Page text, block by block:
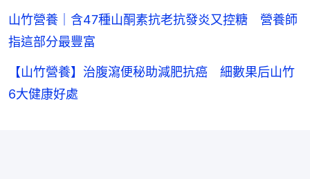
山竹營養｜含47種山酮素抗老抗發炎又控糖 營養師
指這部分最豐富
【山竹營養】治腹瀉便秘助減肥抗癌 細數果后山竹
6大健康好處